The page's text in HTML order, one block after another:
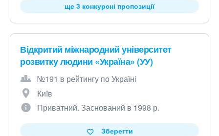
ще 3 конкурсні пропозиції
Відкритий міжнародний університет
розвитку людини «Україна» (УУ)
№191 в рейтингу по Україні
Київ
Приватний. Заснований в 1998 р.
Зберегти